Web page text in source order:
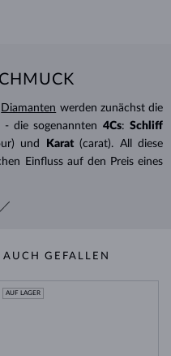
Diamanten werden zunächst die
- die sogenannten 4Cs: Schliff
und Karat (carat). All diese
Einfluss auf den Preis eines
GEFALLEN
AUF LAGER